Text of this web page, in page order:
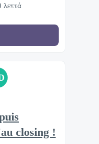
λεπτά
closing !